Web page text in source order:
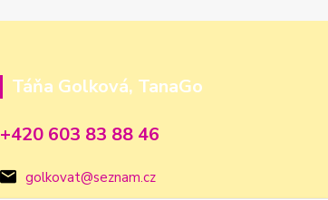
Táňa Golková, TanaGo
+420 603 83 88 46
golkovat@seznam.cz